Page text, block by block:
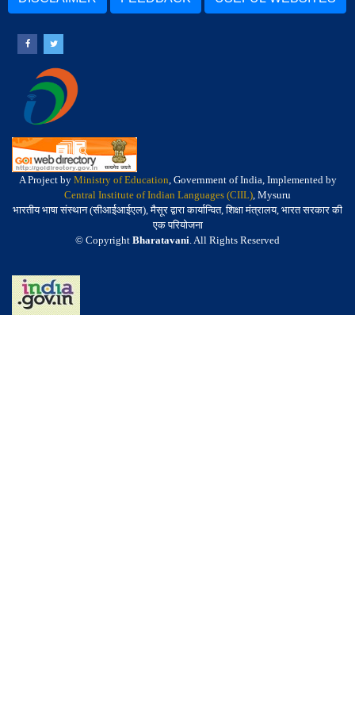
A Project by Ministry of Education, Government of India, Implemented by
Central Institute of Indian Languages (CIIL), Mysuru
भारतीय भाषा संस्थान (सीआईआईएल), मैसूर द्वारा कार्यान्वित, शिक्षा मंत्रालय, भारत सरकार की
एक परियोजना
© Copyright Bharatavani. All Rights Reserved